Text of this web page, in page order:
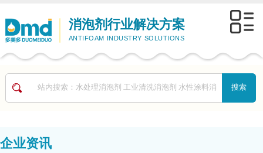
消泡剂行业解决方案
ANTIFOAM INDUSTRY SOLUTIONS
企业资讯